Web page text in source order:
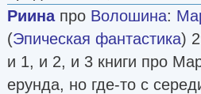
Риинапро Волошина:
(Эпическая фантастика)
и 1, и 2, и 3 книги про
ерунда, но где-то с